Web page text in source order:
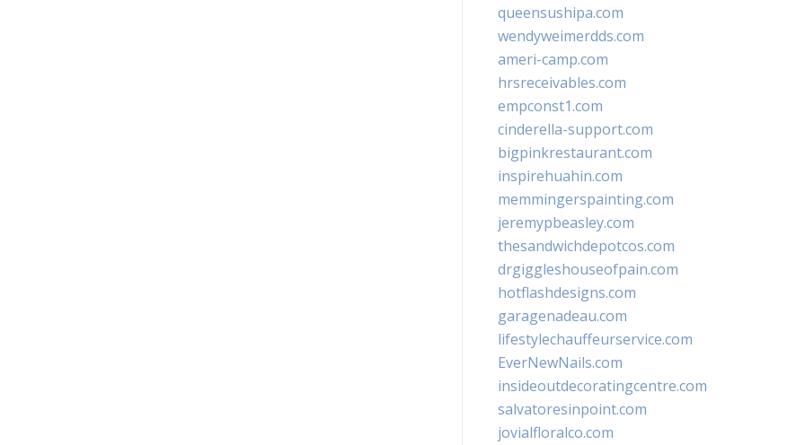
queensushipa.com
wendyweimerdds.com
ameri-camp.com
hrsreceivables.com
empconst1.com
cinderella-support.com
bigpinkrestaurant.com
inspirehuahin.com
memmingerspainting.com
jeremypbeasley.com
thesandwichdepotcos.com
drgiggleshouseofpain.com
hotflashdesigns.com
garagenadeau.com
lifestylechauffeurservice.com
EverNewNails.com
insideoutdecoratingcentre.com
salvatoresinpoint.com
jovialfloralco.com